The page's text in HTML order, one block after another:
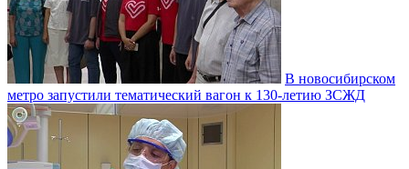
В новосибирском
метро запустили тематический вагон к 130-летию ЗСЖД